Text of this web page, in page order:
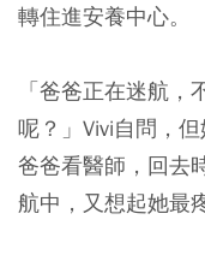
轉住進安養中心。
「爸爸正在迷航
呢？」Vivi自問，
爸爸看醫師，回去
航中，又想起她最